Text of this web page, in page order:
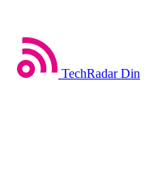
TechRadar Din